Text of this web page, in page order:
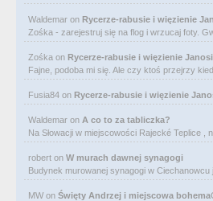
Waldemar on Rycerze-rabusie i więzienie
Zośka - zarejestruj się na flog i wrzucaj foty.
Zośka on Rycerze-rabusie i więzienie
Fajne, podoba mi się. Ale czy ktoś przejrzy
Fusia84 on Rycerze-rabusie i więzienie
Waldemar on A co to za tabliczka?
Na Słowacji w miejscowości Rajecké Teplice ,
robert on W murach dawnej synagogi
Budynek murowanej synagogi w Ciechanowcu
MW on Święty Andrzej i miejscowa bohema